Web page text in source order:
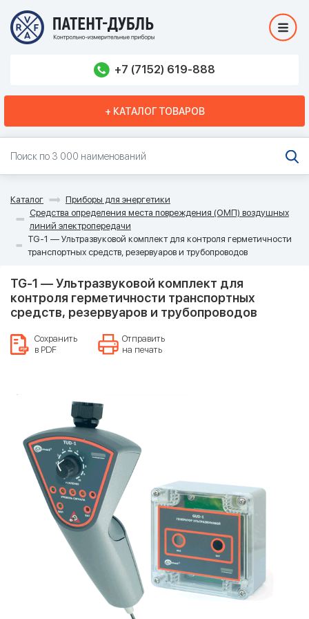
+7 (7152) 619-888
+ КАТАЛОГ ТОВАРОВ
Каталог
Приборы для энергетики
Средства определения места повреждения (ОМП) воздушных
линий электропередачи
TG-1 — Ультразвуковой комплект для контроля герметичности
транспортных средств, резервуаров и трубопроводов
TG-1 — Ультразвуковой комплект для
контроля герметичности транспортных
средств, резервуаров и трубопроводов
Сохранить
в PDF
Отправить
на печать